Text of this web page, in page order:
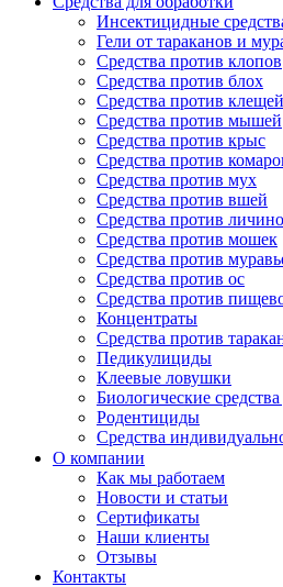
Инсектицидные
Гели от тараканов и
Средства против клопов
Средства против блох
Средства против клещей
Средства против мышей
Средства против крыс
Средства против
Средства против мух
Средства против вшей
Средства против
Средства против мошек
Средства против
Средства против ос
Средства против
Концентраты
Средства против
Педикулициды
Клеевые ловушки
Биологические
Родентициды
Средства
О компании
Как мы работаем
Новости и статьи
Сертификаты
Наши клиенты
Отзывы
Контакты